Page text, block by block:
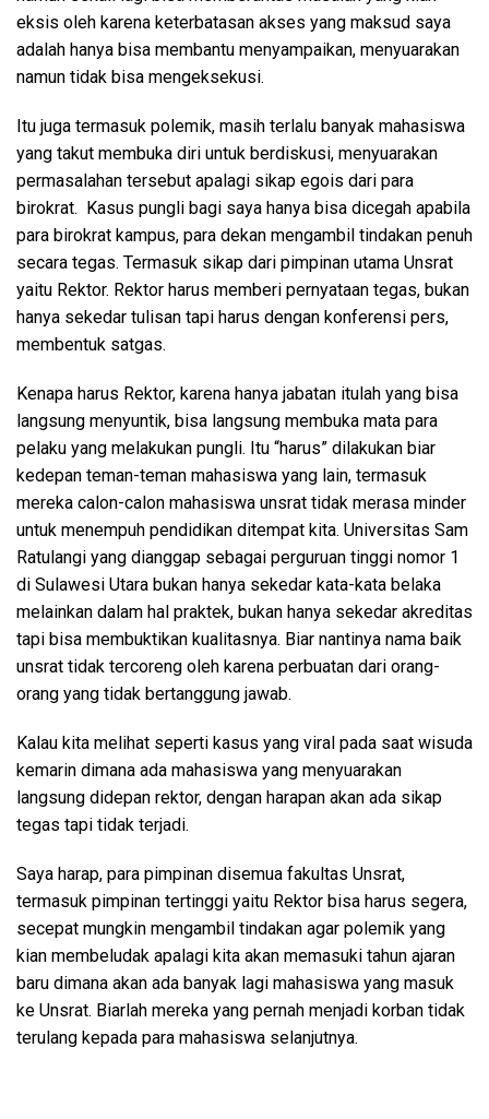
eksis oleh karena keterbatasan akses yang maksud saya
adalah hanya bisa membantu menyampaikan, menyuarakan
namun tidak bisa mengeksekusi.
Itu juga termasuk polemik, masih terlalu banyak mahasiswa
yang takut membuka diri untuk berdiskusi, menyuarakan
permasalahan tersebut apalagi sikap egois dari para
birokrat. Kasus pungli bagi saya hanya bisa dicegah apabila
para birokrat kampus, para dekan mengambil tindakan penuh
secara tegas. Termasuk sikap dari pimpinan utama Unsrat
yaitu Rektor. Rektor harus memberi pernyataan tegas, bukan
hanya sekedar tulisan tapi harus dengan konferensi pers,
membentuk satgas.
Kenapa harus Rektor, karena hanya jabatan itulah yang bisa
langsung menyuntik, bisa langsung membuka mata para
pelaku yang melakukan pungli. Itu “harus” dilakukan biar
kedepan teman-teman mahasiswa yang lain, termasuk
mereka calon-calon mahasiswa unsrat tidak merasa minder
untuk menempuh pendidikan ditempat kita. Universitas Sam
Ratulangi yang dianggap sebagai perguruan tinggi nomor 1
di Sulawesi Utara bukan hanya sekedar kata-kata belaka
melainkan dalam hal praktek, bukan hanya sekedar akreditas
tapi bisa membuktikan kualitasnya. Biar nantinya nama baik
unsrat tidak tercoreng oleh karena perbuatan dari orang-
orang yang tidak bertanggung jawab.
Kalau kita melihat seperti kasus yang viral pada saat wisuda
kemarin dimana ada mahasiswa yang menyuarakan
langsung didepan rektor, dengan harapan akan ada sikap
tegas tapi tidak terjadi.
Saya harap, para pimpinan disemua fakultas Unsrat,
termasuk pimpinan tertinggi yaitu Rektor bisa harus segera,
secepat mungkin mengambil tindakan agar polemik yang
kian membeludak apalagi kita akan memasuki tahun ajaran
baru dimana akan ada banyak lagi mahasiswa yang masuk
ke Unsrat. Biarlah mereka yang pernah menjadi korban tidak
terulang kepada para mahasiswa selanjutnya.